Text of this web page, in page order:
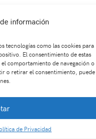
información
tecnologías como las cookies para
El consentimiento de estas
comportamiento de navegación o
o retirar el consentimiento,
de Privacidad
producto es gratis si la